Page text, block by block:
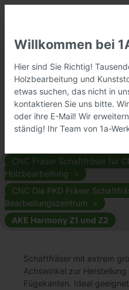
CNC Fräser Schaftfräser für
Holzbearbeitung
CNC Dia PKD Fräser
Bearbeitungszentrum
AKE Harmony Z1 und Z2
Schaftfräser mit extrem
Achswinkel zur
Fügekanten. Ideal
Willkommen bei
Hier sind Sie Richtig!
Holzbearbeitung und
etwas suchen, das nicht in
kontaktieren Sie uns bitte.
oder ihre E-Mail! Wir
ständig! Ihr Team von 1a-